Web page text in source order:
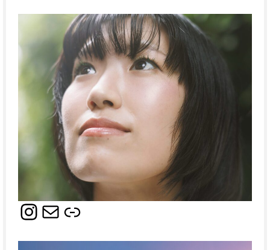
Instagram
メールリンク